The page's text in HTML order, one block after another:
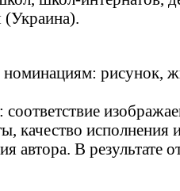
(Украина).
рисунок,
качество
автора. В результате